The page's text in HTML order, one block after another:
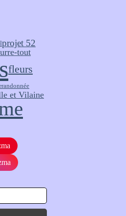
projet 52
tout
fleurs
randonnée
et Vilaine